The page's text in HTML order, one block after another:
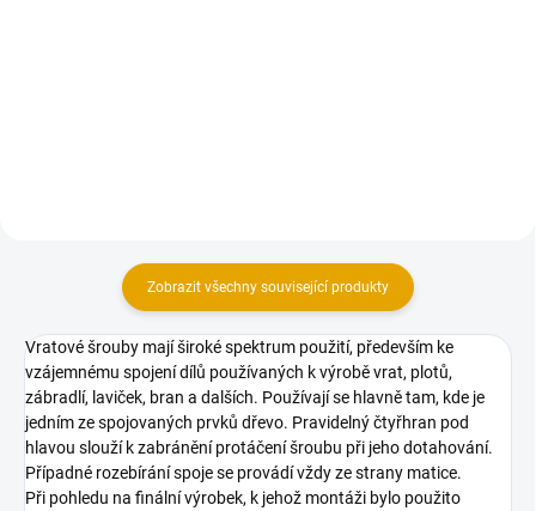
Zobrazit všechny související produkty
Vratové šrouby mají široké spektrum použití, především ke
vzájemnému spojení dílů používaných k výrobě vrat, plotů,
zábradlí, laviček, bran a dalších. Používají se hlavně tam, kde je
jedním ze spojovaných prvků dřevo. Pravidelný čtyřhran pod
hlavou slouží k zabránění protáčení šroubu při jeho dotahování.
Případné rozebírání spoje se provádí vždy ze strany matice.
Při pohledu na finální výrobek, k jehož montáži bylo použito